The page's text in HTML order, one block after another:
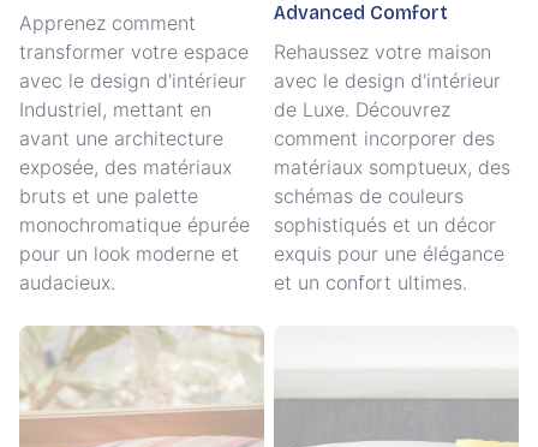
Apprenez comment
transformer votre espace
avec le design d'intérieur
Industriel, mettant en
avant une architecture
exposée, des matériaux
bruts et une palette
monochromatique épurée
pour un look moderne et
audacieux.
Advanced Comfort
Rehaussez votre maison
avec le design d'intérieur
de Luxe. Découvrez
comment incorporer des
matériaux somptueux, des
schémas de couleurs
sophistiqués et un décor
exquis pour une élégance
et un confort ultimes.